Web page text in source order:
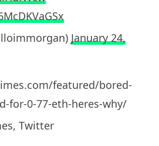
January 24,
featured/bored-
for-0-77-eth-heres-why/
Twitter